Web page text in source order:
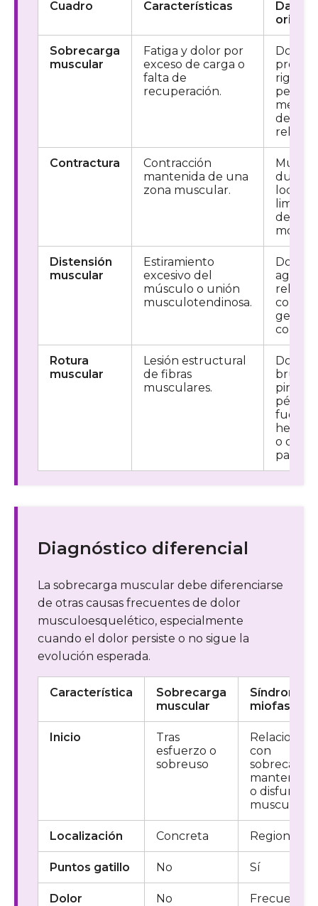
Cuadro Características
Datos
Sobrecarga
muscular
Fatiga y dolor por
exceso de carga o
falta de
recuperación.
Dolor
rigidez,
mejora
Contractura
Contracción
mantenida de una
zona muscular.
duro,
de
Distensión
muscular
Estiramiento
excesivo del
músculo o unión
musculotendinosa.
Dolor
agudo,
con un
gesto
Rotura
muscular
Lesión estructural
de fibras
musculares.
Dolor
brusco,
fuerza,
o
Diagnóstico diferencial
La sobrecarga muscular debe diferenciarse
de otras causas frecuentes de dolor
musculoesquelético, especialmente
cuando el dolor persiste o no sigue la
evolución esperada.
Característica
Sobrecarga
muscular
Síndrome
miofascial
Inicio
Tras
esfuerzo o
sobreuso
con
sobrecarga
mantenida
o disfunción
muscular
Localización Concreta Regional
Puntos gatillo No Sí
Dolor
No Frecuente